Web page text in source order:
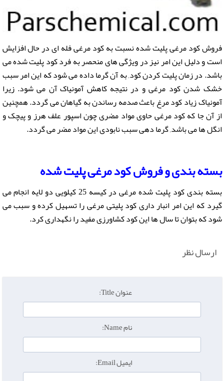
فروش کود مرغی پلیت شده نسبت به کود مرغی فله ای در حال افزایش
است و دلیل این امر نیز در ویژگی های منحصر به فرد کود پلیت شده می
باشد.در زمان پلیت کردن کود, به آن گرما داده می شود که این امر سبب
خشک شدنکود مرغیو در نتیجه کاهش آمونیاک آن می شود. زیرا
آمونیاک زیادکود مرغباعث صدمه رساندن به گیاهان می گردد.همچنین
از آن جا کهکود مرغیحاوی مواد مضری چون اسپور علف هرز و پیچک و
انگل ها می باشد, گرما دهی سبب نابودی این مواد مضر می گردد.
بسته بندی و فروش کود مرغی پلیت شده
بسته بندی کود پلیت شده مرغی در کیسه 25 کیلویی دو لایه انجام می
گیرد که این امر انبار داری کود پلیتی مرغی را تسهیل کرده و سبب می
شود که بتوان تا سال ها این کود کشاورزی مفید را نگهداری کرد.
ارسال نظر
عنوان Title:
نام Name:
ایمیل Email: